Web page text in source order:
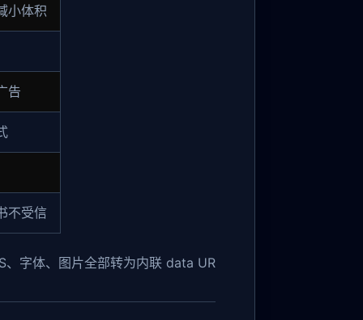
小体积
告
不受信
、字体、图片全部转为内联 data UR